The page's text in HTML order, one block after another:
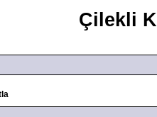
Çilekli